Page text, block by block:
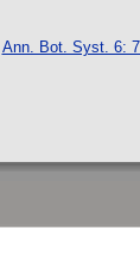
Ann. Bot. Syst. 6: